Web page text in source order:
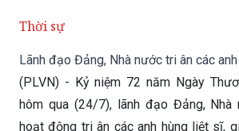
Lãnh đạo Đảng, Nhà nước tri ân các anh
hôm qua (24/7), lãnh đạo Đảng, Nhà
hoạt động tri ân các anh hùng liệt sĩ,
trên cả nước.